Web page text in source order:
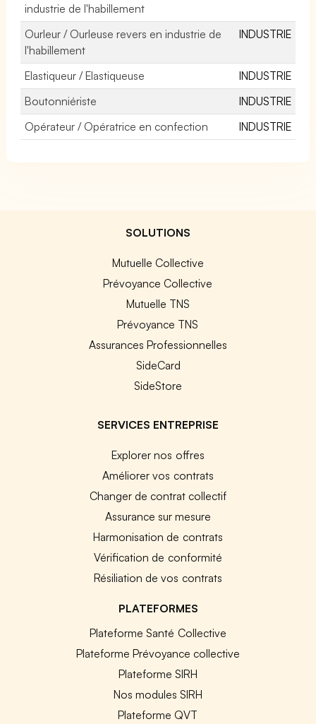
industrie de l'habillement
Ourleur / Ourleuse revers en industrie de
l'habillement
INDUSTRIE
Elastiqueur / Elastiqueuse
INDUSTRIE
Boutonniériste
INDUSTRIE
Opérateur / Opératrice en confection
INDUSTRIE
SOLUTIONS
Mutuelle Collective
Prévoyance Collective
Mutuelle TNS
Prévoyance TNS
Assurances Professionnelles
SideCard
SideStore
SERVICES ENTREPRISE
Explorer nos offres
Améliorer vos contrats
Changer de contrat collectif
Assurance sur mesure
Harmonisation de contrats
Vérification de conformité
Résiliation de vos contrats
PLATEFORMES
Plateforme Santé Collective
Plateforme Prévoyance collective
Plateforme SIRH
Nos modules SIRH
Plateforme QVT